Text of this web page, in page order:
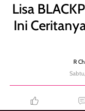
Lisa
Ini
R